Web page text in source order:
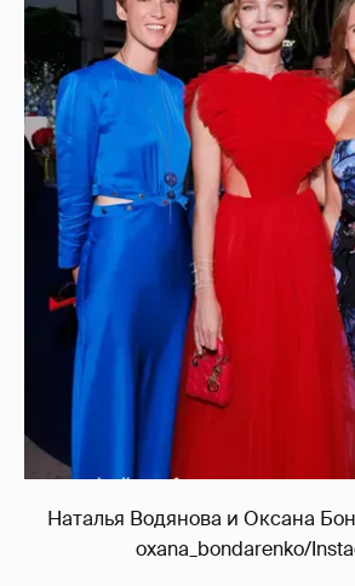
Наталья Водянова и Оксана
oxana_bondarenko/